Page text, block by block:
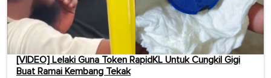
[VIDEO] Lelaki Guna Token RapidKL Untuk Cungkil Gigi
Buat Ramai Kembang Tekak